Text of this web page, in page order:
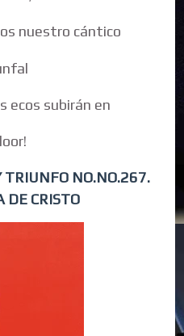
nuestro cántico
ecos subirán en
TRIUNFO NO.NO.267.
DE CRISTO